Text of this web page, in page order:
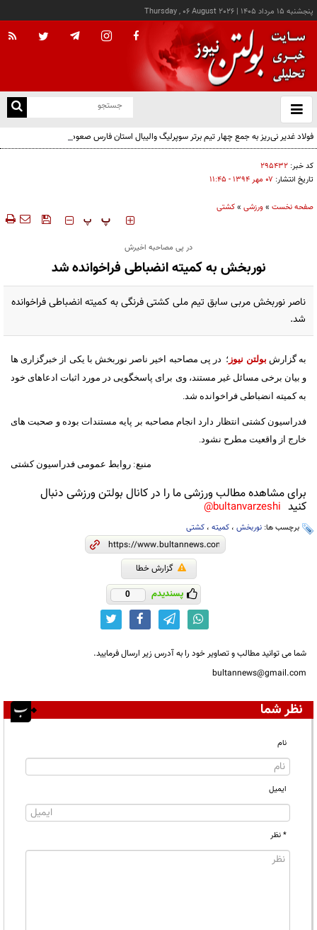
پنجشنبه ۱۵ مرداد ۱۴۰۵ |
Thursday , 06 August 2026
باز
و
فولاد غدیر نی‌ریز به جمع چهار تیم برتر سوپرلیگ والیبال استان فارس صعود کرد
کد خبر: ۲۹۵۴۳۲
تاریخ انتشار: ۰۷ مهر ۱۳۹۴ - ۱۱:۴۵
صفحه نخست »ورزشی »كشتی
‍‍‍ پ پ
در پی مصاحبه اخیرش
نوربخش به کمیته انضباطی فراخوانده شد
ناصر نوربخش مربی سابق تیم ملی کشتی فرنگی به کمیته انضباطی فراخوانده
شد.
به گزارش بولتن نیوز ؛ در پی مصاحبه اخیر ناصر نوربخش با یکی از خبرگزاری ها
و بیان برخی مسائل غیر مستند، وی برای پاسخگویی در مورد اثبات ادعاهای خود
به کمیته انضباطی فراخوانده شد.
فدراسیون کشتی انتظار دارد انجام مصاحبه بر پایه مستندات بوده و صحبت های
خارج از واقعیت مطرح نشود.
منبع: روابط عمومی فدراسیون کشتی
برای مشاهده مطالب ورزشی ما را در کانال بولتن ورزشی دنبال
کنید bultanvarzeshi@
برچسب ها: نوربخش ، کمیته ، کشتی
گزارش خطا
پسندیدم 0
شما می توانید مطالب و تصاویر خود را به آدرس زیر ارسال فرمایید.
bultannews@gmail.com
نظر شما
نام
ایمیل
* نظر